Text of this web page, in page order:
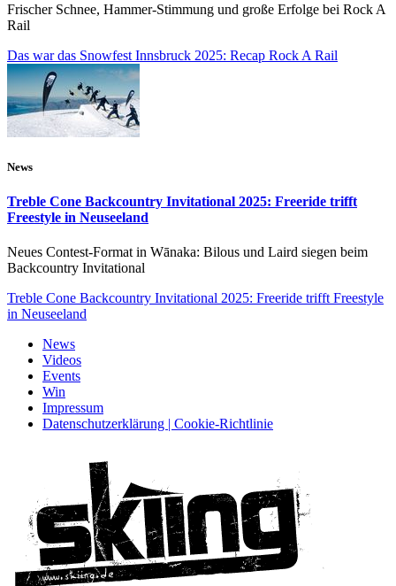
Frischer Schnee, Hammer-Stimmung und große Erfolge bei Rock A
Rail
Das war das Snowfest Innsbruck 2025: Recap Rock A Rail
News
Treble Cone Backcountry Invitational 2025: Freeride trifft
Freestyle in Neuseeland
Neues Contest-Format in Wānaka: Bilous und Laird siegen beim
Backcountry Invitational
Treble Cone Backcountry Invitational 2025: Freeride trifft Freestyle
in Neuseeland
News
Videos
Events
Win
Impressum
Datenschutzerklärung | Cookie-Richtlinie